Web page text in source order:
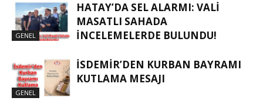
GENEL
HATAY’DA SEL ALARMI: VALI
MASATLI SAHADA
İNCELEMELERDE BULUNDU!
GENEL
İSDEMIR’DEN KURBAN BAYRAMI
KUTLAMA MESAJI